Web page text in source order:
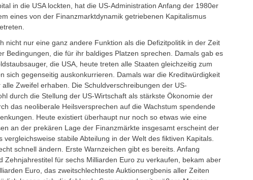
in die USA lockten, hat die US-Administration Anfang der 1980er
eines von der Finanzmarktdynamik getriebenen Kapitalismus
nicht nur eine ganz andere Funktion als die Defizitpolitik in der Zeit
Bedingungen, die für ihr baldiges Platzen sprechen. Damals gab es
die USA, heute treten alle Staaten gleichzeitig zum
sich gegenseitig auskonkurrieren. Damals war die Kreditwürdigkeit
Zweifel erhaben. Die Schuldverschreibungen der US-
durch die Stellung der US-Wirtschaft als stärkste Ökonomie der
das neoliberale Heilsversprechen auf die Wachstum spendende
Heute existiert überhaupt nur noch so etwas wie eine
an der prekären Lage der Finanzmärkte insgesamt erscheint der
vergleichsweise stabile Abteilung in der Welt des fiktiven Kapitals.
schnell ändern. Erste Warnzeichen gibt es bereits. Anfang
Zehnjahrestitel für sechs Milliarden Euro zu verkaufen, bekam aber
Euro, das zweitschlechteste Auktionsergbenis aller Zeiten